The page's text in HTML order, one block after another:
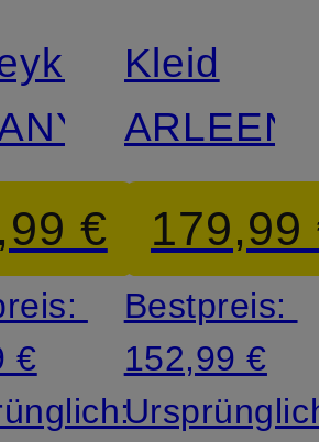
€
€
Kleid
ARLEEN
179,99
Bestpreis:
152,99 €